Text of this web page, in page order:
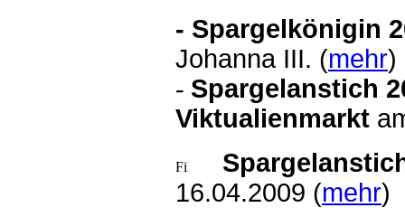
- Spargelkönigin
Johanna III. (mehr)
- Spargelanstich
Viktualienmarkt
16.04.2009 (mehr)